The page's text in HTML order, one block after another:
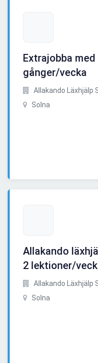
Extrajobba
gånger/vecka
Allakando Läxhjälp
Solna
Allakando
2 lektioner/
Allakando Läxhjälp
Solna